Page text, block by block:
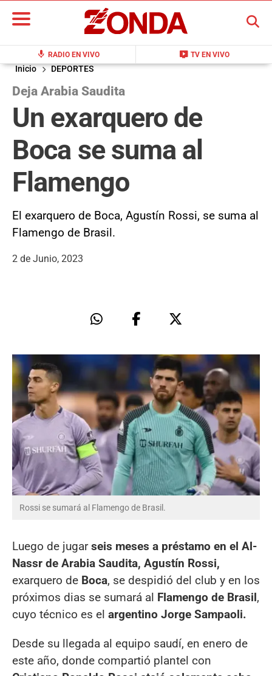
mic RADIO EN VIVO live_tv TV EN VIVO
BUSCAR
Inicio DEPORTES
Deja Arabia Saudita
Un exarquero de
Boca se suma al
Flamengo
El exarquero de Boca, Agustín Rossi, se suma al
Flamengo de Brasil.
2 de Junio, 2023
Rossi se sumará al Flamengo de Brasil.
Luego de jugarseis meses a préstamo en el Al-
Nassr de Arabia Saudita, Agustín Rossi,
exarquero de Boca, se despidió del club y en los
próximos dias se sumará al Flamengo de Brasil,
cuyo técnico es el argentino Jorge Sampaoli.
Desde su llegada al equipo saudí, en enero de
este año, donde compartió plantel con